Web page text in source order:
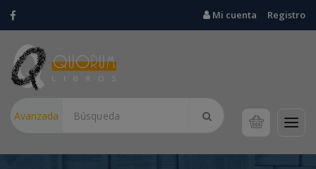
Mi cuenta Registro
Avanzada